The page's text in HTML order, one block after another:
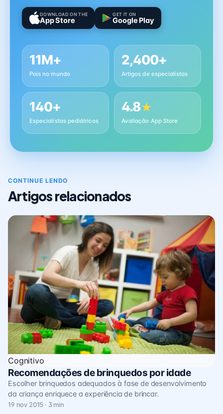
DOWNLOAD ON THE
App Store
GET IT ON
Google Play
11M+
Pais no mundo
2,400+
Artigos de especialistas
140+
Especialistas pediátricos
4.8★
Avaliação App Store
CONTINUE LENDO
Artigos relacionados
Cognitivo
Recomendações de brinquedos por idade
Escolher brinquedos adequados à fase de desenvolvimento
da criança enriquece a experiência de brincar.
19 nov 2015 · 3 min